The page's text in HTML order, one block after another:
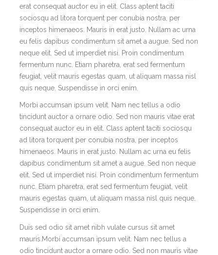
erat consequat auctor eu in elit. Class aptent taciti
sociosqu ad litora torquent per conubia nostra, per
inceptos himenaeos. Mauris in erat justo. Nullam ac urna
eu felis dapibus condimentum sit amet a augue. Sed non
neque elit. Sed ut imperdiet nisi. Proin condimentum
fermentum nunc. Etiam pharetra, erat sed fermentum
feugiat, velit mauris egestas quam, ut aliquam massa nisl
quis neque. Suspendisse in orci enim.
Morbi accumsan ipsum velit. Nam nec tellus a odio
tincidunt auctor a ornare odio. Sed non mauris vitae erat
consequat auctor eu in elit. Class aptent taciti sociosqu
ad litora torquent per conubia nostra, per inceptos
himenaeos. Mauris in erat justo. Nullam ac urna eu felis
dapibus condimentum sit amet a augue. Sed non neque
elit. Sed ut imperdiet nisi. Proin condimentum fermentum
nunc. Etiam pharetra, erat sed fermentum feugiat, velit
mauris egestas quam, ut aliquam massa nisl quis neque.
Suspendisse in orci enim.
Duis sed odio sit amet nibh vulate cursus sit amet
mauris.Morbi accumsan ipsum velit. Nam nec tellus a
odio tincidunt auctor a ornare odio. Sed non mauris vitae